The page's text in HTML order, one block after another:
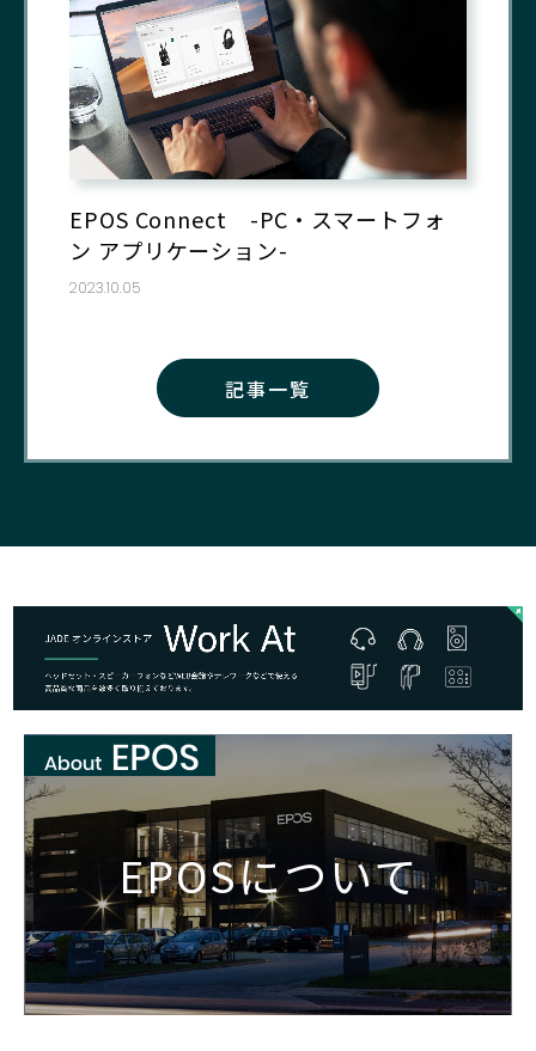
EPOS Connect -PC・スマートフォ
ン アプリケーション-
2023.10.05
記事一覧
EPOSについて